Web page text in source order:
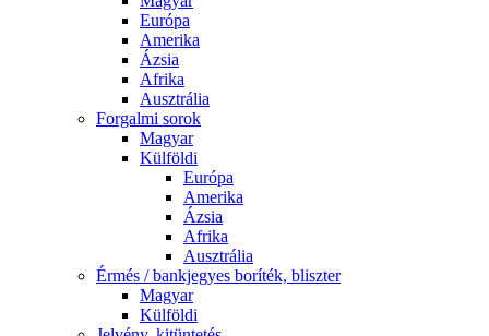
Európa
Amerika
Ázsia
Afrika
Ausztrália
Forgalmi sorok
Magyar
Külföldi
Európa
Amerika
Ázsia
Afrika
Ausztrália
Érmés / bankjegyes boríték, bliszter
Magyar
Külföldi